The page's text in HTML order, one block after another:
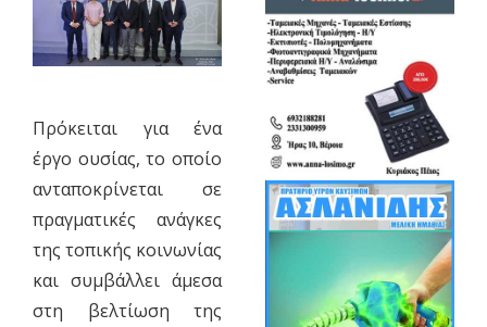
Πρόκειται για ένα
έργο ουσίας, το οποίο
ανταποκρίνεται σε
πραγματικές ανάγκες
της τοπικής κοινωνίας
και συμβάλλει άμεσα
στη βελτίωση της